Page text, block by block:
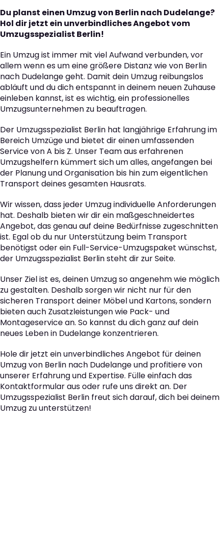
Du planst einen Umzug von Berlin nach Dudelange?
Hol dir jetzt ein unverbindliches Angebot vom
Umzugsspezialist Berlin!
Ein Umzug ist immer mit viel Aufwand verbunden, vor
allem wenn es um eine größere Distanz wie von Berlin
nach Dudelange geht. Damit dein Umzug reibungslos
abläuft und du dich entspannt in deinem neuen Zuhause
einleben kannst, ist es wichtig, ein professionelles
Umzugsunternehmen zu beauftragen.
Der Umzugsspezialist Berlin hat langjährige Erfahrung im
Bereich Umzüge und bietet dir einen umfassenden
Service von A bis Z. Unser Team aus erfahrenen
Umzugshelfern kümmert sich um alles, angefangen bei
der Planung und Organisation bis hin zum eigentlichen
Transport deines gesamten Hausrats.
Wir wissen, dass jeder Umzug individuelle Anforderungen
hat. Deshalb bieten wir dir ein maßgeschneidertes
Angebot, das genau auf deine Bedürfnisse zugeschnitten
ist. Egal ob du nur Unterstützung beim Transport
benötigst oder ein Full-Service-Umzugspaket wünschst,
der Umzugsspezialist Berlin steht dir zur Seite.
Unser Ziel ist es, deinen Umzug so angenehm wie möglich
zu gestalten. Deshalb sorgen wir nicht nur für den
sicheren Transport deiner Möbel und Kartons, sondern
bieten auch Zusatzleistungen wie Pack- und
Montageservice an. So kannst du dich ganz auf dein
neues Leben in Dudelange konzentrieren.
Hole dir jetzt ein unverbindliches Angebot für deinen
Umzug von Berlin nach Dudelange und profitiere von
unserer Erfahrung und Expertise. Fülle einfach das
Kontaktformular aus oder rufe uns direkt an. Der
Umzugsspezialist Berlin freut sich darauf, dich bei deinem
Umzug zu unterstützen!